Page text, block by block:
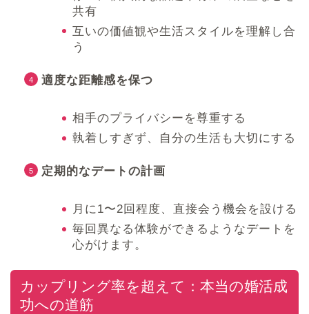
共有
互いの価値観や生活スタイルを理解し合
う
適度な距離感を保つ
相手のプライバシーを尊重する
執着しすぎず、自分の生活も大切にする
定期的なデートの計画
月に1〜2回程度、直接会う機会を設ける
毎回異なる体験ができるようなデートを
心がけます。
カップリング率を超えて：本当の婚活成
功への道筋